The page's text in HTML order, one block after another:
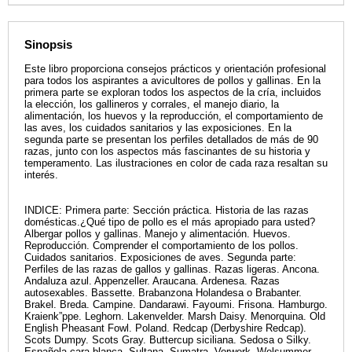
Sinopsis
Este libro proporciona consejos prácticos y orientación profesional
para todos los aspirantes a avicultores de pollos y gallinas. En la
primera parte se exploran todos los aspectos de la cría, incluidos
la elección, los gallineros y corrales, el manejo diario, la
alimentación, los huevos y la reproducción, el comportamiento de
las aves, los cuidados sanitarios y las exposiciones. En la
segunda parte se presentan los perfiles detallados de más de 90
razas, junto con los aspectos más fascinantes de su historia y
temperamento. Las ilustraciones en color de cada raza resaltan su
interés.
INDICE: Primera parte: Sección práctica. Historia de las razas
domésticas.¿Qué tipo de pollo es el más apropiado para usted?
Albergar pollos y gallinas. Manejo y alimentación. Huevos.
Reproducción. Comprender el comportamiento de los pollos.
Cuidados sanitarios. Exposiciones de aves. Segunda parte:
Perfiles de las razas de gallos y gallinas. Razas ligeras. Ancona.
Andaluza azul. Appenzeller. Araucana. Ardenesa. Razas
autosexables. Bassette. Brabanzona Holandesa o Brabanter.
Brakel. Breda. Campine. Dandarawi. Fayoumi. Frisona. Hamburgo.
Kraienk”ppe. Leghorn. Lakenvelder. Marsh Daisy. Menorquina. Old
English Pheasant Fowl. Poland. Redcap (Derbyshire Redcap).
Scots Dumpy. Scots Gray. Buttercup siciliana. Sedosa o Silky.